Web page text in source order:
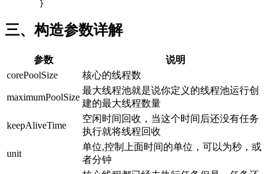
三、构造参数详解
参数
说明
corePoolSize
核心的线程数
maximumPoolSize
最大线程池就是说你定义的线程池运行创
建的最大线程数量
keepAliveTime
空闲时间回收，当这个时间后还没有任务
执行就将线程回收
unit
单位,控制上面时间的单位，可以为秒，或
者分钟